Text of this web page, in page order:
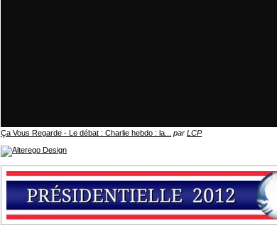
Ça Vous Regarde - Le débat : Charlie hebdo : la... parLCP